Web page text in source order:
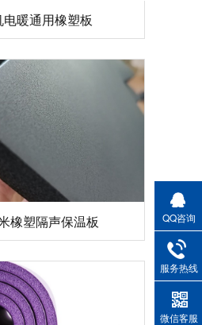
橡塑隔声保温板
QQ咨询
服务热线
微信客服